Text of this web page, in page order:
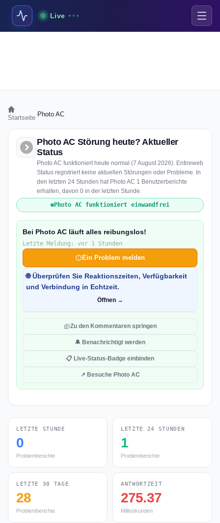
Live
Startseite Photo AC
Photo AC Störung heute? Aktueller
Status
Photo AC funktioniert heute normal (7 August 2026). Entireweb
Status registriert keine aktuellen Störungen oder Probleme. In
den letzten 24 Stunden hat Photo AC 1 Benutzerberichte
erhalten, davon 0 in der letzten Stunde.
Photo AC funktioniert einwandfrei
Bei Photo AC läuft alles reibungslos!
Letzte Meldung: vor 1 Stunden
Ein Problem melden
🌐 Überprüfen Sie Reaktionszeiten, Verfügbarkeit
und Verbindung in Echtzeit.
Öffnen →
Zu den Kommentaren springen
🔔 Benachrichtigt werden
📋 Live-Status-Badge einbinden
↗ Besuche Photo AC
LETZTE STUNDE
0
Problemberichte
LETZTE 24 STUNDEN
1
Problemberichte
LETZTE 30 TAGE
28
Problemberichte
ANTWORTZEIT
275.37
Millisekunden